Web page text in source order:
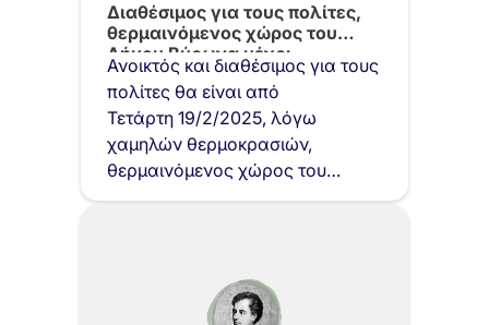
Διαθέσιμος για τους πολίτες,
θερμαινόμενος χώρος του
Δήμου Βύρωνα μέχρι…
Ανοικτός και διαθέσιμος για τους
πολίτες θα είναι από
Τετάρτη 19/2/2025, λόγω
χαμηλών θερμοκρασιών,
θερμαινόμενος χώρος του
Δήμου Βύρωνα, στο Πολυδύναμο